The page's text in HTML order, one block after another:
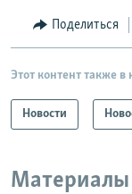
Поделиться
Этот контент также в
Новости
Материалы